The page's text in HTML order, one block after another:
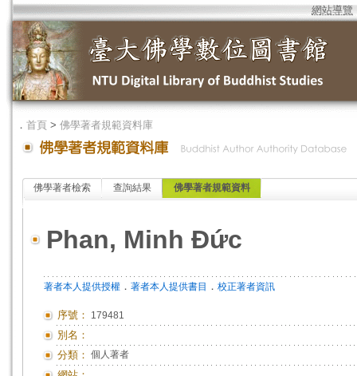
網站導覽
． 首頁 > 佛學著者規範資料庫
佛學著者檢索 查詢結果 佛學著者規範資料
Phan, Minh Đức
著者本人提供授權 ． 著者本人提供書目 ． 校正著者資訊
序號： 179481
別名：
分類： 個人著者